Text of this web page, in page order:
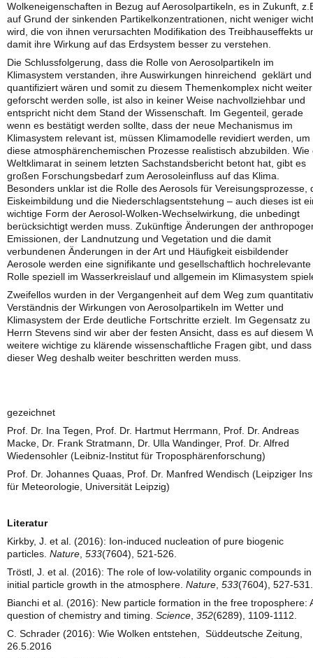
Wolkeneigenschaften in Bezug auf Aerosolpartikeln, es in Zukunft,
auf Grund der sinkenden Partikelkonzentrationen, nicht weniger
wird, die von ihnen verursachten Modifikation des Treibhauseffekts
damit ihre Wirkung auf das Erdsystem besser zu verstehen.
Die Schlussfolgerung, dass die Rolle von Aerosolpartikeln im
Klimasystem verstanden, ihre Auswirkungen hinreichend geklärt und
quantifiziert wären und somit zu diesem Themenkomplex nicht weiter
geforscht werden solle, ist also in keiner Weise nachvollziehbar und
entspricht nicht dem Stand der Wissenschaft. Im Gegenteil, gerade
wenn es bestätigt werden sollte, dass der neue Mechanismus im
Klimasystem relevant ist, müssen Klimamodelle revidiert werden, um
diese atmosphärenchemischen Prozesse realistisch abzubilden. Wie
Weltklimarat in seinem letzten Sachstandsbericht betont hat, gibt es
großen Forschungsbedarf zum Aerosoleinfluss auf das Klima.
Besonders unklar ist die Rolle des Aerosols für Vereisungsprozesse,
Eiskeimbildung und die Niederschlagsentstehung – auch dieses ist
wichtige Form der Aerosol-Wolken-Wechselwirkung, die unbedingt
berücksichtigt werden muss. Zukünftige Änderungen der
Emissionen, der Landnutzung und Vegetation und die damit
verbundenen Änderungen in der Art und Häufigkeit eisbildender
Aerosole werden eine signifikante und gesellschaftlich hochrelevante
Rolle speziell im Wasserkreislauf und allgemein im Klimasystem
Zweifellos wurden in der Vergangenheit auf dem Weg zum
Verständnis der Wirkungen von Aerosolpartikeln im Wetter und
Klimasystem der Erde deutliche Fortschritte erzielt. Im Gegensatz zu
Herrn Stevens sind wir aber der festen Ansicht, dass es auf diesem
weitere wichtige zu klärende wissenschaftliche Fragen gibt, und dass
dieser Weg deshalb weiter beschritten werden muss.
gezeichnet
Prof. Dr. Ina Tegen, Prof. Dr. Hartmut Herrmann, Prof. Dr. Andreas
Macke, Dr. Frank Stratmann, Dr. Ulla Wandinger, Prof. Dr. Alfred
Wiedensohler (Leibniz-Institut für Troposphärenforschung)
Prof. Dr. Johannes Quaas, Prof. Dr. Manfred Wendisch (Leipziger
für Meteorologie, Universität Leipzig)
Literatur
Kirkby, J. et al. (2016): Ion-induced nucleation of pure biogenic
particles. Nature 533(7604), 521-526.
Tröstl, J. et al. (2016): The role of low-volatility organic compounds in
initial particle growth in the atmosphere. Nature 533(7604), 527-531.
Bianchi et al. (2016): New particle formation in the free troposphere:
question of chemistry and timing. Science 352(6289), 1109-1112.
C. Schrader (2016): Wie Wolken entstehen, Süddeutsche Zeitung,
26.5.2016